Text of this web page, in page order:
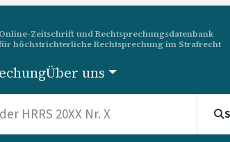
Online-Zeitschrift und Rechtsprechungsdatenbank
höchstrichterliche Rechtsprechung im Strafrecht
Über uns